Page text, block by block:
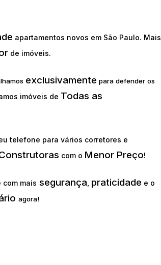
apartamentos novos em São Paulo. Mais
de imóveis.
exclusivamente para defender os
imóveis de Todas as
telefone para vários corretores e
com o Menor Preço!
com mais segurança praticidade e o
agora!